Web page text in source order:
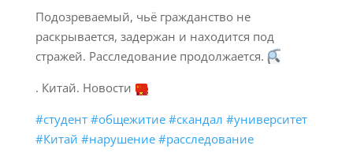
Подозреваемый, чьё гражданство не
раскрывается, задержан и находится под
стражей. Расследование продолжается.
. Китай. Новости
#студент #общежитие #скандал #университет
#Китай #нарушение #расследование